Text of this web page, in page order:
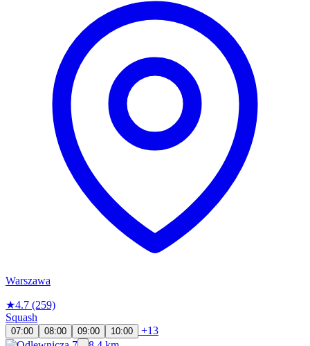
Warszawa
★4.7 (259)
Squash
07:00 08:00 09:00 10:00
+13